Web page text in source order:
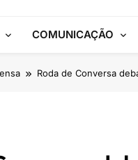
COMUNICAÇÃO
Roda de Conversa